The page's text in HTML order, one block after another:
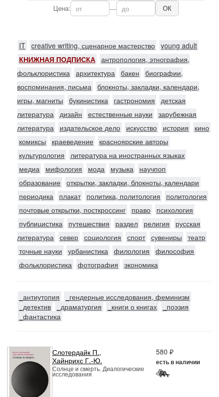
Цена:
— ОК
IT creative writing, сценарное мастерство young adult
КНИЖНАЯ ПОДПИСКА антропология, этнография,
фольклористика архитектура бакен
биографии,
воспоминания, письма блокноты, закладки, календари,
игры, магниты
букинистика гастрономия
детская
литература дизайн естественные науки
зарубежная
литература
издательское дело искусство история
кино
комиксы
краеведение
красноярские авторы
культурология
литература на иностранных языках
медиа
мифология мода музыка
научпоп
образование открытки, закладки, блокноты, календари
периодика
плакат политика, политология
политология
почтовые открытки, посткроссинг
право
психология
публицистика
путешествия раздел религия
русская
литература север социология спорт сувениры
театр
точные науки
урбанистика филология
философия
фольклористика фотография экономика
_антиутопия
_гендерные исследования, феминизм
_детектив
_драматургия _книги о книгах
_поэзия
_фантастика
Слотердайк П.,
Хайнрихс Г.-Ю.
Солнце и смерть. Диалогические
исследования
580 ₽
есть в наличии